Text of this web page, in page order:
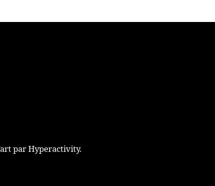
par Hyperactivity.